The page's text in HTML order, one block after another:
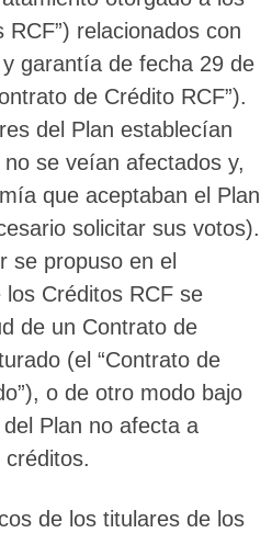
RCF”) relacionados con
garantía de fecha 29 de
de Crédito RCF”).
del Plan establecían
se veían afectados y,
que aceptaban el Plan
solicitar sus votos).
se propuso en el
Créditos RCF se
de un Contrato de
(el “Contrato de
o de otro modo bajo
Plan no afecta a
de los titulares de los